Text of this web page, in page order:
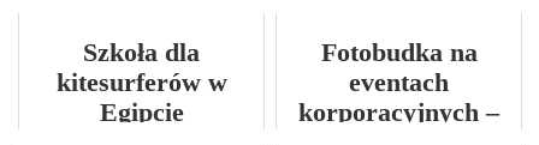
Szkoła dla
kitesurferów w
Egipcie
Fotobudka na
eventach
korporacyjnych –